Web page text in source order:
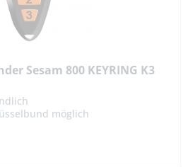
Sesam 800 KEYRING K3
möglich